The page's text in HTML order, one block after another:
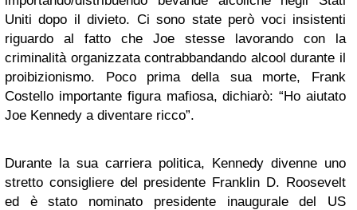
Uniti dopo il divieto. Ci sono state però voci insistenti
riguardo al fatto che Joe stesse lavorando con la
criminalità organizzata contrabbandando alcool durante il
proibizionismo. Poco prima della sua morte, Frank
Costello importante figura mafiosa, dichiarò: “Ho aiutato
Joe Kennedy a diventare ricco”.
Durante la sua carriera politica, Kennedy divenne uno
stretto consigliere del presidente Franklin D. Roosevelt
ed è stato nominato presidente inaugurale del US